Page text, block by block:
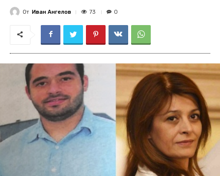
От Иван Ангелов 73 0